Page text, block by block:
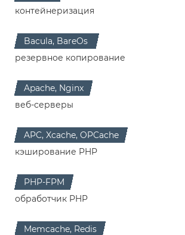
контейнеризация
Bacula, BareOs
резервное копирование
Apache, Nginx
веб-серверы
APC, Xcache, OPCache
кэширование PHP
PHP-FPM
обработчик PHP
Memcache, Redis